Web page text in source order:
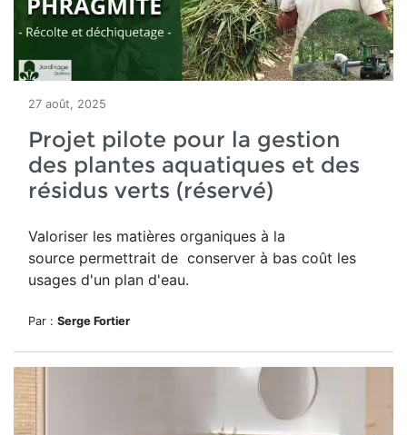
27 août, 2025
Projet pilote pour la gestion
des plantes aquatiques et des
résidus verts (réservé)
Valoriser les matières organiques à la
source permettrait de conserver à bas coût les
usages d'un plan d'eau.
Par : Serge Fortier